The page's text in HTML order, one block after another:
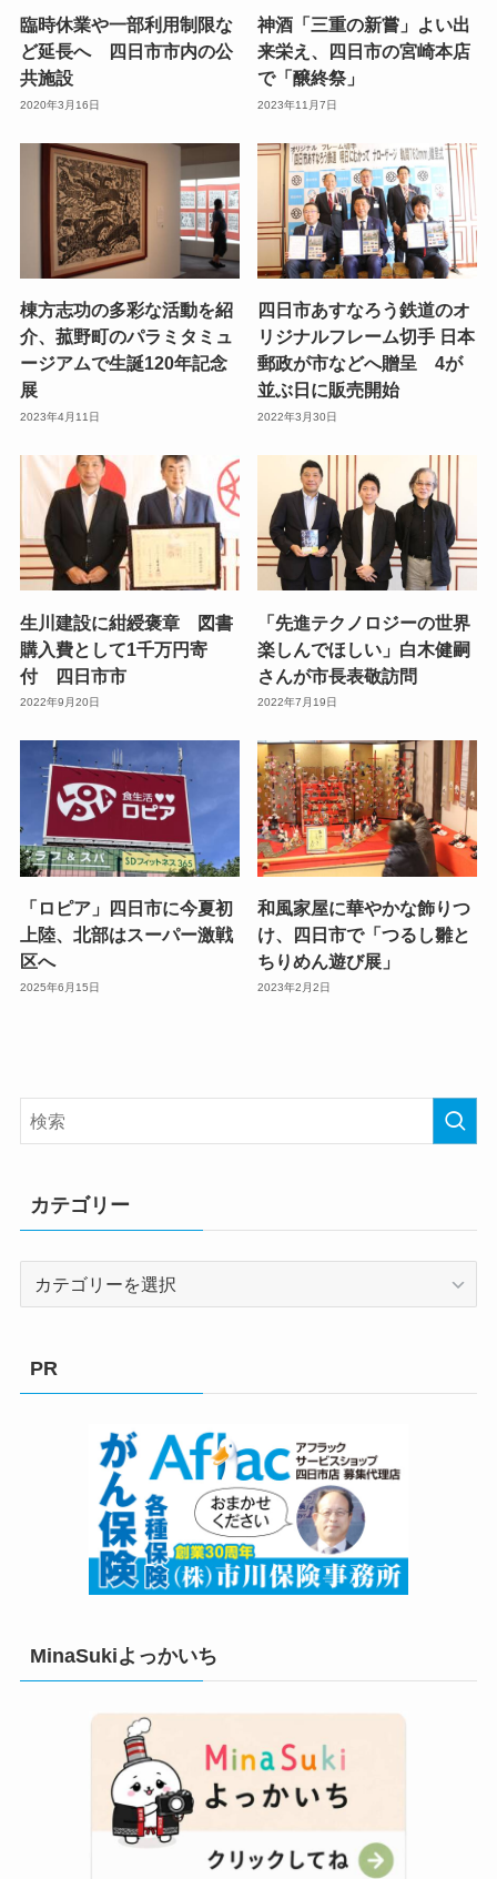
臨時休業や一部利用制限な
ど延長へ 四日市市内の公
共施設
2020年3月16日
神酒「三重の新嘗」よい出
来栄え、四日市の宮崎本店
で「醸終祭」
2023年11月7日
棟方志功の多彩な活動を紹
介、菰野町のパラミタミュ
ージアムで生誕120年記念
展
2023年4月11日
四日市あすなろう鉄道のオ
リジナルフレーム切手 日本
郵政が市などへ贈呈 4が
並ぶ日に販売開始
2022年3月30日
生川建設に紺綬褒章 図書
購入費として1千万円寄
付 四日市市
2022年9月20日
「先進テクノロジーの世界
楽しんでほしい」白木健嗣
さんが市長表敬訪問
2022年7月19日
「ロピア」四日市に今夏初
上陸、北部はスーパー激戦
区へ
2025年6月15日
和風家屋に華やかな飾りつ
け、四日市で「つるし雛と
ちりめん遊び展」
2023年2月2日
カテゴリー
PR
MinaSukiよっかいち